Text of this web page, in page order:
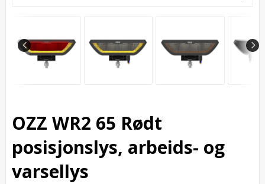
OZZ WR2 65 Rødt
posisjonslys, arbeids- og
varsellys